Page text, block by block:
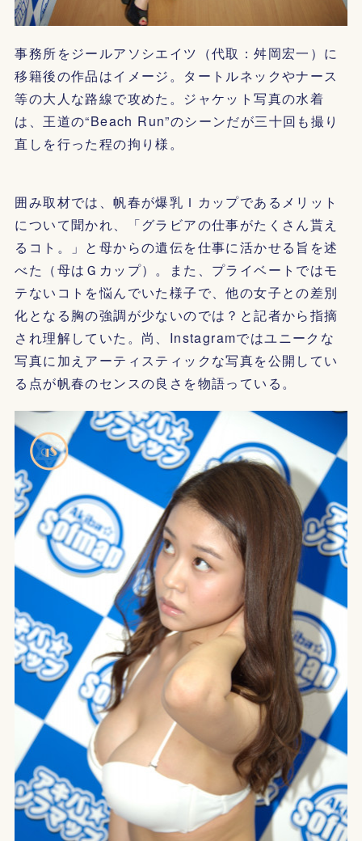
事務所をジールアソシエイツ（代取：舛岡宏一）に
移籍後の作品はイメージ。タートルネックやナース
等の大人な路線で攻めた。ジャケット写真の水着
は、王道の“Beach Run”のシーンだが三十回も撮り
直しを行った程の拘り様。
囲み取材では、帆春が爆乳Ｉカップであるメリット
について聞かれ、「グラビアの仕事がたくさん貰え
るコト。」と母からの遺伝を仕事に活かせる旨を述
べた（母はＧカップ）。また、プライベートではモ
テないコトを悩んでいた様子で、他の女子との差別
化となる胸の強調が少ないのでは？と記者から指摘
され理解していた。尚、Instagramではユニークな
写真に加えアーティスティックな写真を公開してい
る点が帆春のセンスの良さを物語っている。